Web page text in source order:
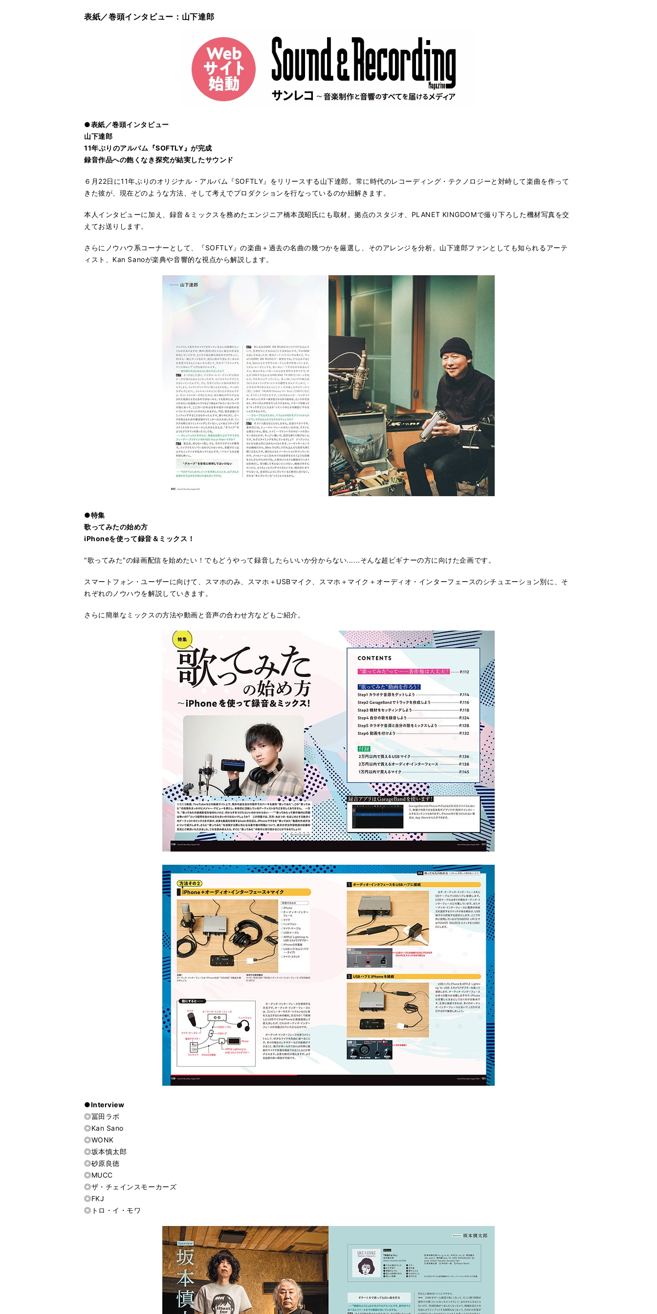
表紙／巻頭インタビュー：山下達郎
●表紙／巻頭インタビュー
山下達郎
11年ぶりのアルバム『SOFTLY』が完成
録音作品への飽くなき探究が結実したサウンド
６月22日に11年ぶりのオリジナル・アルバム『SOFTLY』をリリースする山下達郎。常に時代のレコーディング・テクノロジーと対峙して楽曲を作って
きた彼が、現在どのような方法、そして考えでプロダクションを行なっているのか紐解きます。
本人インタビューに加え、録音＆ミックスを務めたエンジニア橋本茂昭氏にも取材。拠点のスタジオ、PLANET KINGDOMで撮り下ろした機材写真を交
えてお送りします。
さらにノウハウ系コーナーとして、『SOFTLY』の楽曲＋過去の名曲の幾つかを厳選し、そのアレンジを分析。山下達郎ファンとしても知られるアーテ
ィスト、Kan Sanoが楽典や音響的な視点から解説します。
●特集
歌ってみたの始め方
iPhoneを使って録音＆ミックス！
"歌ってみた"の録画配信を始めたい！でもどうやって録音したらいいか分からない......そんな超ビギナーの方に向けた企画です。
スマートフォン・ユーザーに向けて、スマホのみ、スマホ＋USBマイク、スマホ＋マイク＋オーディオ・インターフェースのシチュエーション別に、そ
れぞれのノウハウを解説していきます。
さらに簡単なミックスの方法や動画と音声の合わせ方などもご紹介。
●Interview
◎冨田ラボ
◎Kan Sano
◎WONK
◎坂本慎太郎
◎砂原良徳
◎MUCC
◎ザ・チェインスモーカーズ
◎FKJ
◎トロ・イ・モワ